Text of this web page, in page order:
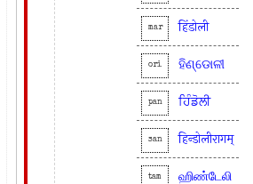
mar हिंडोली
ori ହିଣ୍ଡୋଳୀ
pan ਹਿੰਡੋਲੀ
san हिन्डोलीरागम्
tam ஹிண்டேலி